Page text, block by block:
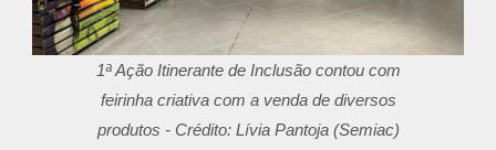
1ª Ação Itinerante de Inclusão contou com
feirinha criativa com a venda de diversos
produtos - Crédito: Lívia Pantoja (Semiac)